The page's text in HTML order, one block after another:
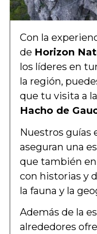
Con la
de Horizon
los líderes en
la región,
que tu visita a la
Hacho de
Nuestros guías
aseguran una
que también
con historias y
la fauna y la
Además de la
alrededores